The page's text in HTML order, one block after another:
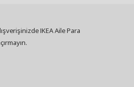
IKEA Aile Para